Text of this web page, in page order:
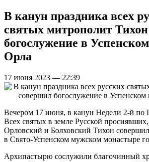
В канун праздника всех
святых митрополит
богослужение в
Орла
17 июня 2023 — 22:39
Вечером 17 июня, в канун Недели 2-й по
Всех святых в земле Русской
Орловский и Болховский Тихон
в Свято-Успенском мужском монастыре
Архипастырю сослужили благочинный